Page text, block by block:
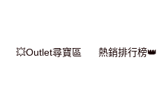
💥Outlet尋寶區 熱銷排行榜👑